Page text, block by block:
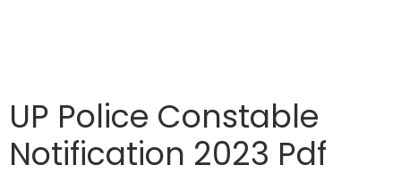
UP Police Constable
Notification 2023 Pdf